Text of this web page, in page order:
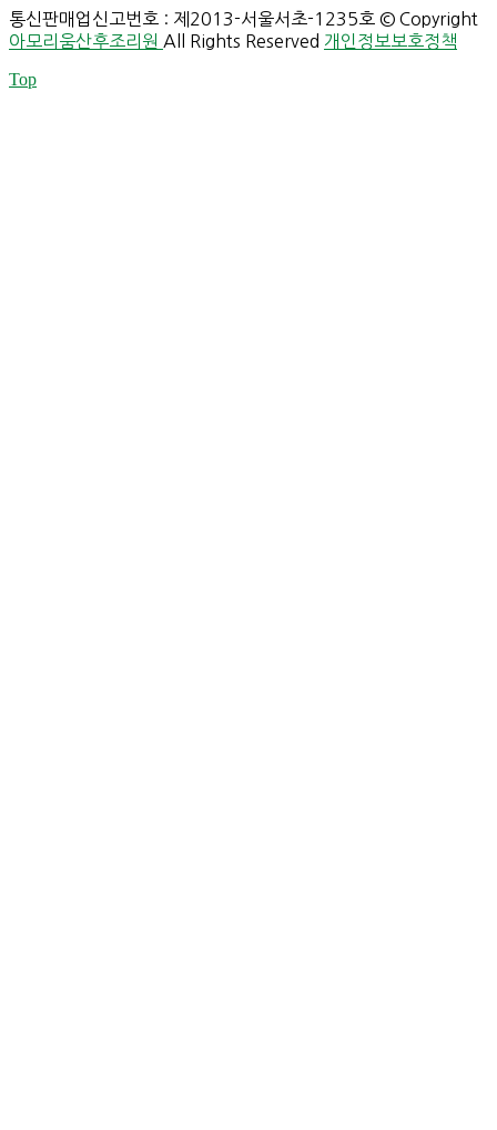
통신판매업신고번호 : 제2013-서울서초-1235호 © Copyright
아모리움산후조리원 All Rights Reserved 개인정보보호정책
Top